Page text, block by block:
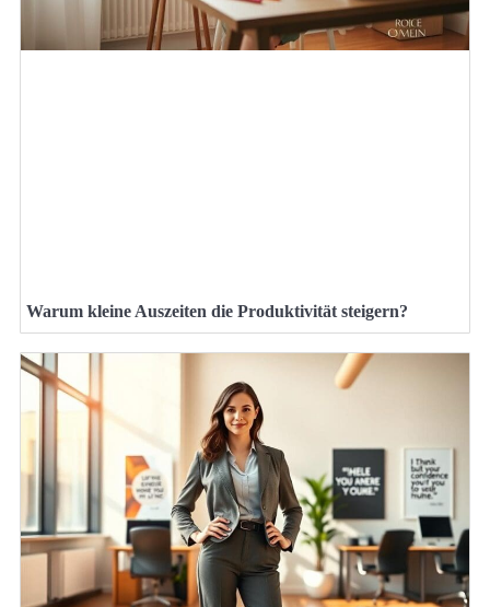
Warum kleine Auszeiten die Produktivität steigern?